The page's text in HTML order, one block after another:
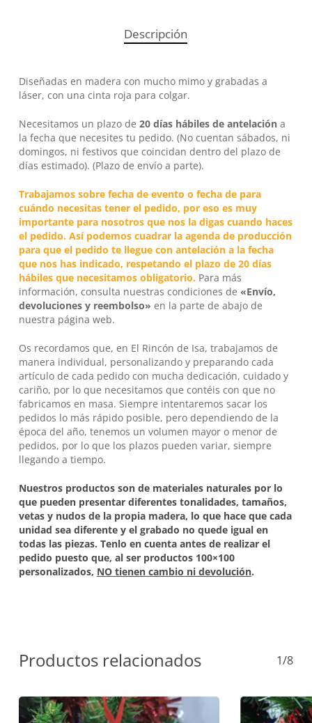
No hay productos en el carrito.
Descripción
Diseñadas en madera con mucho mimo y grabadas a
láser, con una cinta roja para colgar.
Necesitamos un plazo de 20 días hábiles de antelacióna
la fecha que necesites tu pedido. (No cuentan sábados, ni
domingos, ni festivos que coincidan dentro del plazo de
días estimado). (Plazo de envío a parte).
Trabajamos sobre fecha de evento o fecha de para
cuándo necesitas tener el pedido, por eso es muy
importante para nosotros que nos la digas cuando haces
el pedido. Así podemos cuadrar la agenda de producción
para que el pedido te llegue con antelación a la fecha
que nos has indicado, respetando el plazo de 20 días
hábiles que necesitamos obligatorio. Para más
información, consulta nuestras condiciones de «Envío,
devoluciones y reembolso» en la parte de abajo de
nuestra página web.
Os recordamos que, en El Rincón de Isa, trabajamos de
manera individual, personalizando y preparando cada
artículo de cada pedido con mucha dedicación, cuidado y
cariño, por lo que necesitamos que contéis con que no
fabricamos en masa. Siempre intentaremos sacar los
pedidos lo más rápido posible, pero dependiendo de la
época del año, tenemos un volumen mayor o menor de
pedidos, por lo que los plazos pueden variar, siempre
llegando a tiempo.
Nuestros productos son de materiales naturales por lo
que pueden presentar diferentes tonalidades, tamaños,
vetas y nudos de la propia madera, lo que hace que cada
unidad sea diferente y el grabado no quede igual en
todas las piezas. Tenlo en cuenta antes de realizar el
pedido puesto que, al ser productos 100×100
personalizados, NO tienen cambio ni devolución.
Productos relacionados 1/8